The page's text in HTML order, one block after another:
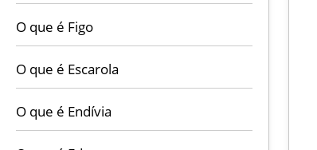
O que é Figo
O que é Escarola
O que é Endívia